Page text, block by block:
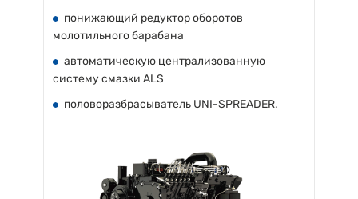
понижающий редуктор оборотов
молотильного барабана
автоматическую централизованную
систему смазки ALS
половоразбрасыватель UNI-SPREADER.